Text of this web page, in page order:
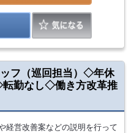
ッフ（巡回担当）◇年休
勤なし◇働き方改革推
経営改善案などの説明を行って